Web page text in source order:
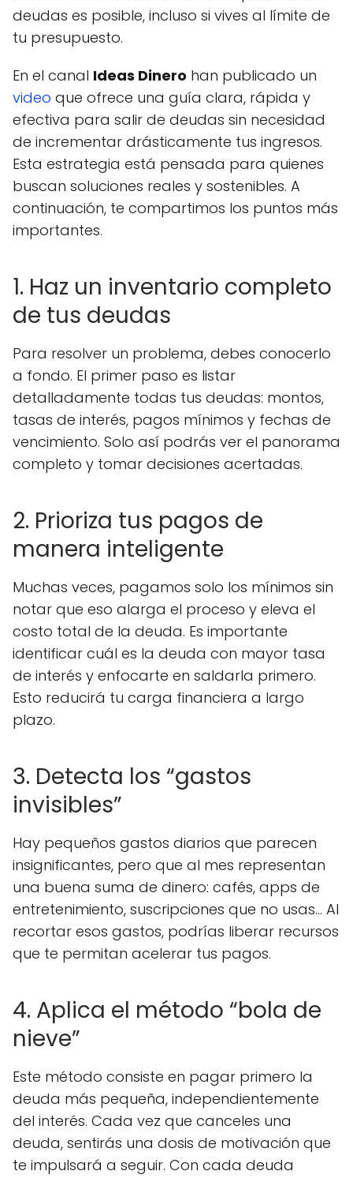
deudas es posible, incluso si vives al límite de
tu presupuesto.
En el canal Ideas Dinero han publicado un
video que ofrece una guía clara, rápida y
efectiva para salir de deudas sin necesidad
de incrementar drásticamente tus ingresos.
Esta estrategia está pensada para quienes
buscan soluciones reales y sostenibles. A
continuación, te compartimos los puntos más
importantes.
1. Haz un inventario completo
de tus deudas
Para resolver un problema, debes conocerlo
a fondo. El primer paso es listar
detalladamente todas tus deudas: montos,
tasas de interés, pagos mínimos y fechas de
vencimiento. Solo así podrás ver el panorama
completo y tomar decisiones acertadas.
2. Prioriza tus pagos de
manera inteligente
Muchas veces, pagamos solo los mínimos sin
notar que eso alarga el proceso y eleva el
costo total de la deuda. Es importante
identificar cuál es la deuda con mayor tasa
de interés y enfocarte en saldarla primero.
Esto reducirá tu carga financiera a largo
plazo.
3. Detecta los “gastos
invisibles”
Hay pequeños gastos diarios que parecen
insignificantes, pero que al mes representan
una buena suma de dinero: cafés, apps de
entretenimiento, suscripciones que no usas... Al
recortar esos gastos, podrías liberar recursos
que te permitan acelerar tus pagos.
4. Aplica el método “bola de
nieve”
Este método consiste en pagar primero la
deuda más pequeña, independientemente
del interés. Cada vez que canceles una
deuda, sentirás una dosis de motivación que
te impulsará a seguir. Con cada deuda